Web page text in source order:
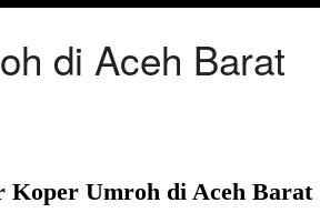
di Aceh Barat
Koper Umroh di Aceh Barat